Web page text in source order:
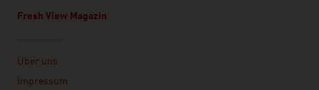
Fresh View Magazin
Über uns
Impressum